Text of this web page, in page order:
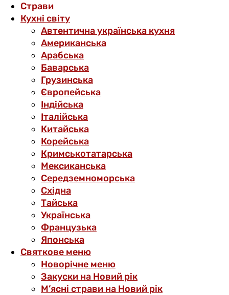
Страви
Кухні світу
Автентична українська кухня
Американська
Арабська
Баварська
Грузинська
Європейська
Індійська
Італійська
Китайська
Корейська
Кримськотатарська
Мексиканська
Середземноморська
Східна
Тайська
Українська
Французька
Японська
Святкове меню
Новорічне меню
Закуски на Новий рік
М’ясні страви на Новий рік